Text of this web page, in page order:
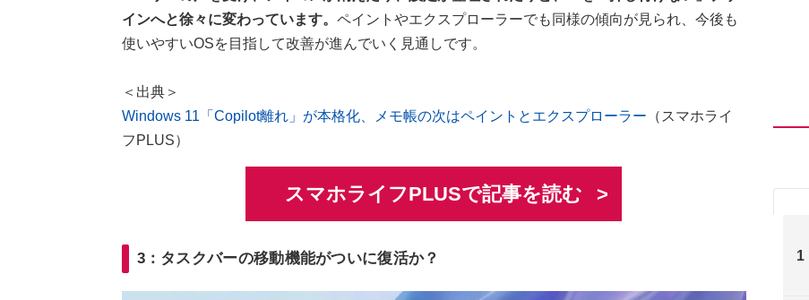
インへと徐々に変わっています。 ペイントやエクスプローラーでも同様の傾向が見られ、今後も
使いやすいOSを目指して改善が進んでいく見通しです。
＜出典＞
Windows 11「Copilot離れ」が本格化、メモ帳の次はペイントとエクスプローラー （スマホライ
フPLUS）
スマホライフPLUSで記事を読む
3：タスクバーの移動機能がついに復活か？ 1